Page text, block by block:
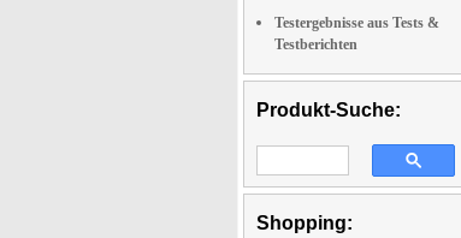
Testergebnisse aus Tests &
Testberichten
Produkt-Suche:
Shopping: